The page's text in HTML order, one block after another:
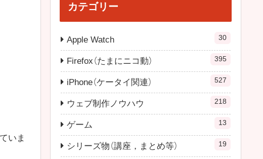
いま
カテゴリー
Apple Watch 30
Firefox（たまにニコ動） 395
iPhone（ケータイ関連） 527
ウェブ制作ノウハウ 218
ゲーム 13
シリーズ物（講座，まとめ等） 19